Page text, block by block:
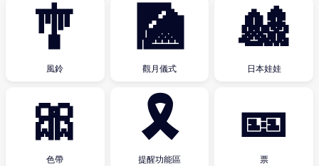
🎐
風鈴
🎑
觀月儀式
🎎
日本娃娃
🎀
色帶
🎗
提醒功能區
🎫
票